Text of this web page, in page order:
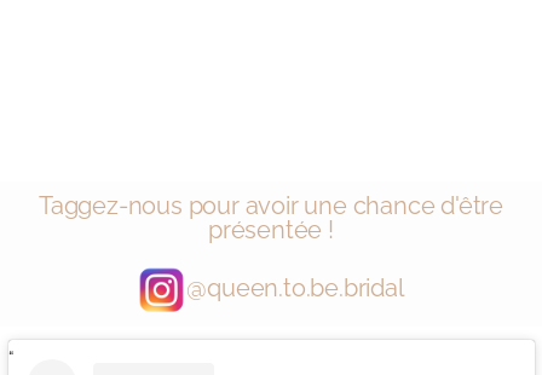
Taggez-nous pour avoir une chance d'être
présentée !
@queen.to.be.bridal